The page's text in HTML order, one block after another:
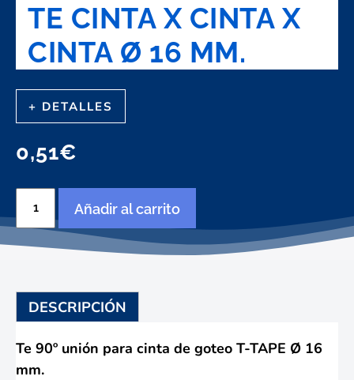
TE CINTA X CINTA X
CINTA Ø 16 MM.
+ DETALLES
0,51€
cinta
x
cinta
Ø
cantidad
Añadir al carrito
DESCRIPCIÓN
Te 90º unión para cinta de goteo T-TAPE Ø 16
mm.